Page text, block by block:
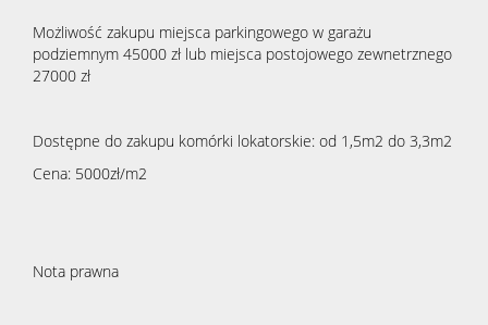
Możliwość zakupu miejsca parkingowego w garażu
podziemnym 45000 zł lub miejsca postojowego zewnetrznego
27000 zł
Dostępne do zakupu komórki lokatorskie: od 1,5m2 do 3,3m2
Cena: 5000zł/m2
Nota prawna